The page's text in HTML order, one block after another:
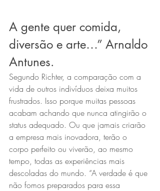
A gente quer comida,
diversão e arte…” Arnaldo
Antunes.
Segundo Richter, a comparação com a
vida de outros indivíduos deixa muitos
frustrados. Isso porque muitas pessoas
acabam achando que nunca atingirão o
status adequado. Ou que jamais criarão
a empresa mais inovadora, terão o
corpo perfeito ou viverão, ao mesmo
tempo, todas as experiências mais
descoladas do mundo. “A verdade é que
não fomos preparados para essa